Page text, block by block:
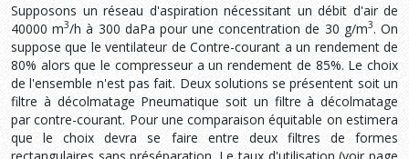
Supposons un réseau d'aspiration nécessitant un débit d'air de
40000 m3/h à 300 daPa pour une concentration de 30 g/m3. On
suppose que le ventilateur de Contre-courant a un rendement de
80% alors que le compresseur a un rendement de 85%. Le choix
de l'ensemble n'est pas fait. Deux solutions se présentent soit un
filtre à décolmatage Pneumatique soit un filtre à décolmatage
par contre-courant. Pour une comparaison équitable on estimera
que le choix devra se faire entre deux filtres de formes